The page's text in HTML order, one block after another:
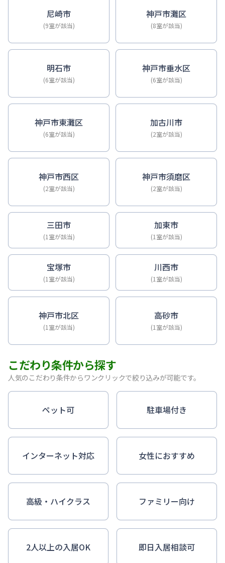
尼崎市
(9室が該当)
神戸市灘区
(8室が該当)
明石市
(6室が該当)
神戸市垂水区
(6室が該当)
神戸市東灘区
(6室が該当)
加古川市
(2室が該当)
神戸市西区
(2室が該当)
神戸市須磨区
(2室が該当)
三田市
(1室が該当)
加東市
(1室が該当)
宝塚市
(1室が該当)
川西市
(1室が該当)
神戸市北区
(1室が該当)
高砂市
(1室が該当)
こだわり条件から探す
人気のこだわり条件からワンクリックで絞り込みが可能です。
ペット可 駐車場付き
インターネット対応 女性におすすめ
高級・ハイクラス ファミリー向け
2人以上の入居OK 即日入居相談可